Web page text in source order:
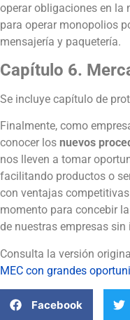
operar obligaciones en la
para operar monopolios
mensajería y paquetería.
Capítulo 6.
Se incluye capítulo de
Finalmente, como
conocer los nuevos
nos lleven a tomar
facilitando productos o
con ventajas
momento para concebir
de nuestras empresas
Consulta la versión
MEC con grandes
Facebook